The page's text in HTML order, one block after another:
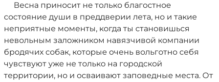
Весна приносит не только благостное
состояние души в преддверии лета, но и такие
неприятные моменты, когда ты становишься
невольным заложником навязчивой компании
бродячих собак, которые очень вольготно себя
чувствуют уже не только на городской
территории, но и осваивают заповедные места. От